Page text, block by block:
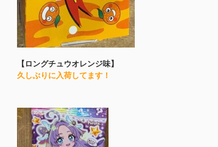
【ロングチュウオレンジ味】
久しぶりに入荷してます！